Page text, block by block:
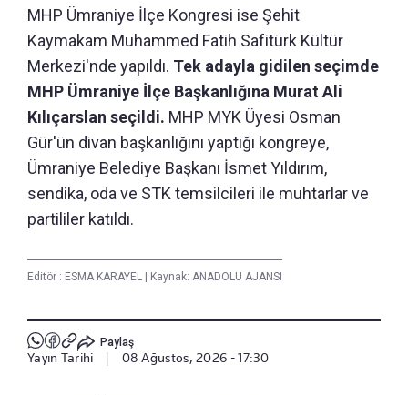
MHP Ümraniye İlçe Kongresi ise Şehit
Kaymakam Muhammed Fatih Safitürk Kültür
Merkezi'nde yapıldı. Tek adayla gidilen seçimde
MHP Ümraniye İlçe Başkanlığına Murat Ali
Kılıçarslan seçildi. MHP MYK Üyesi Osman
Gür'ün divan başkanlığını yaptığı kongreye,
Ümraniye Belediye Başkanı İsmet Yıldırım,
sendika, oda ve STK temsilcileri ile muhtarlar ve
partililer katıldı.
Editör : ESMA KARAYEL Kaynak: ANADOLU AJANSI
Paylaş
Yayın Tarihi 08 Ağustos, 2026 - 17:30